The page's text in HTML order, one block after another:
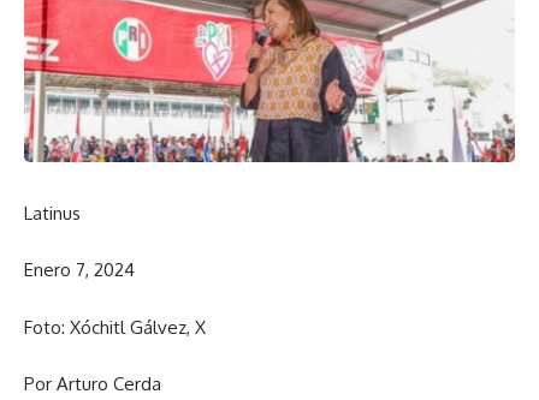
Latinus
Enero 7, 2024
Foto: Xóchitl Gálvez, X
Por Arturo Cerda